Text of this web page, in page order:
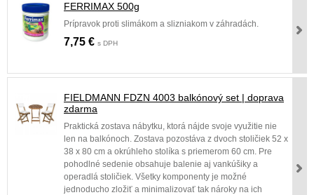
FERRIMAX 500g
Prípravok proti slimákom a slizniakom v záhradách.
7,75 € s DPH
FIELDMANN FDZN 4003 balkónový set | doprava
zdarma
Praktická zostava nábytku, ktorá nájde svoje využitie nie
len na balkónoch. Zostava pozostáva z dvoch stoličiek 52 x
38 x 80 cm a okrúhleho stolíka s priemerom 60 cm. Pre
pohodlné sedenie obsahuje balenie aj vankúšiky a
operadlá stoličiek. Všetky komponenty je možné
jednoducho zložiť a minimalizovať tak nároky na ich